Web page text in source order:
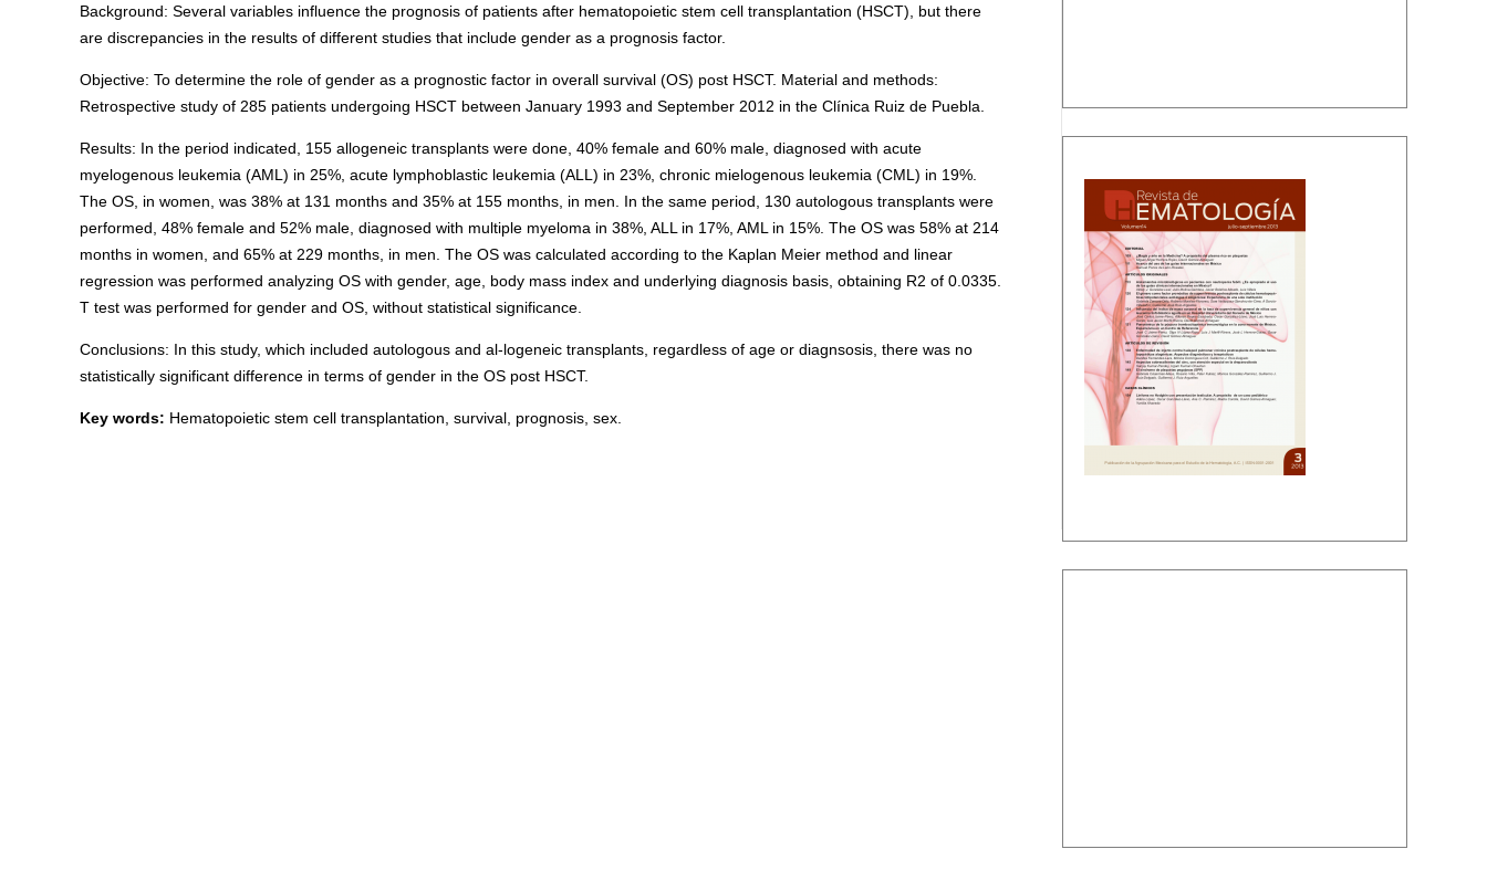
Background: Several variables influence the prognosis of patients after hematopoietic stem cell transplantation (HSCT), but there
are discrepancies in the results of different studies that include gender as a prognosis factor.
Objective: To determine the role of gender as a prognostic factor in overall survival (OS) post HSCT. Material and methods:
Retrospective study of 285 patients undergoing HSCT between January 1993 and September 2012 in the Clínica Ruiz de Puebla.
Results: In the period indicated, 155 allogeneic transplants were done, 40% female and 60% male, diagnosed with acute
myelogenous leukemia (AML) in 25%, acute lymphoblastic leukemia (ALL) in 23%, chronic mielogenous leukemia (CML) in 19%.
The OS, in women, was 38% at 131 months and 35% at 155 months, in men. In the same period, 130 autologous transplants were
performed, 48% female and 52% male, diagnosed with multiple myeloma in 38%, ALL in 17%, AML in 15%. The OS was 58% at 214
months in women, and 65% at 229 months, in men. The OS was calculated according to the Kaplan Meier method and linear
regression was performed analyzing OS with gender, age, body mass index and underlying diagnosis basis, obtaining R2 of 0.0335.
T test was performed for gender and OS, without statistical significance.
Conclusions: In this study, which included autologous and al-logeneic transplants, regardless of age or diagnsosis, there was no
statistically significant difference in terms of gender in the OS post HSCT.
Key words: Hematopoietic stem cell transplantation, survival, prognosis, sex.